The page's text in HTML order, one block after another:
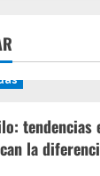
tendencias
la